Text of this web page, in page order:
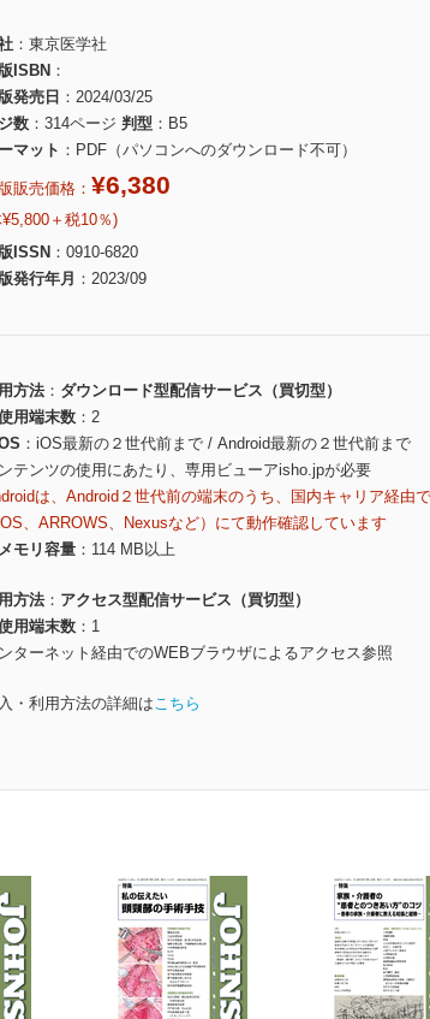
東京医学社
ISBN
発売日
2024/03/25
数
314ページ 判型
B5
マット
PDF（パソコンへのダウンロード不可）
販売価格： ¥6,380
＋税10％)
ISSN
0910-6820
発行年月
2023/09
方法
ダウンロード型配信サービス（買切型）
用端末数
2
iOS最新の２世代前まで / Android最新の２世代前まで
テンツの使用にあたり、専用ビューアisho.jpが必要
は、Android２世代前の端末のうち、国内キャリア経由
、ARROWS、Nexusなど）にて動作確認しています
モリ容量
114 MB以上
方法
アクセス型配信サービス（買切型）
用端末数
1
ターネット経由でのWEBブラウザによるアクセス参照
・利用方法の詳細はこちら